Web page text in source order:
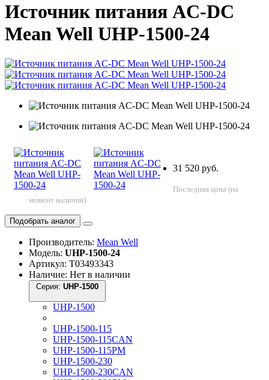
Источник питания AC-DC
Mean Well UHP-1500-24
31 520 руб.
Последняя цена (на
момент наличия)
Подобрать аналог
Производитель: Mean Well
Модель: UHP-1500-24
Артикул: Т03493343
Наличие: Нет в наличии
Серия:
UHP-1500
UHP-1500-115
UHP-1500-115CAN
UHP-1500-115PM
UHP-1500-230
UHP-1500-230CAN